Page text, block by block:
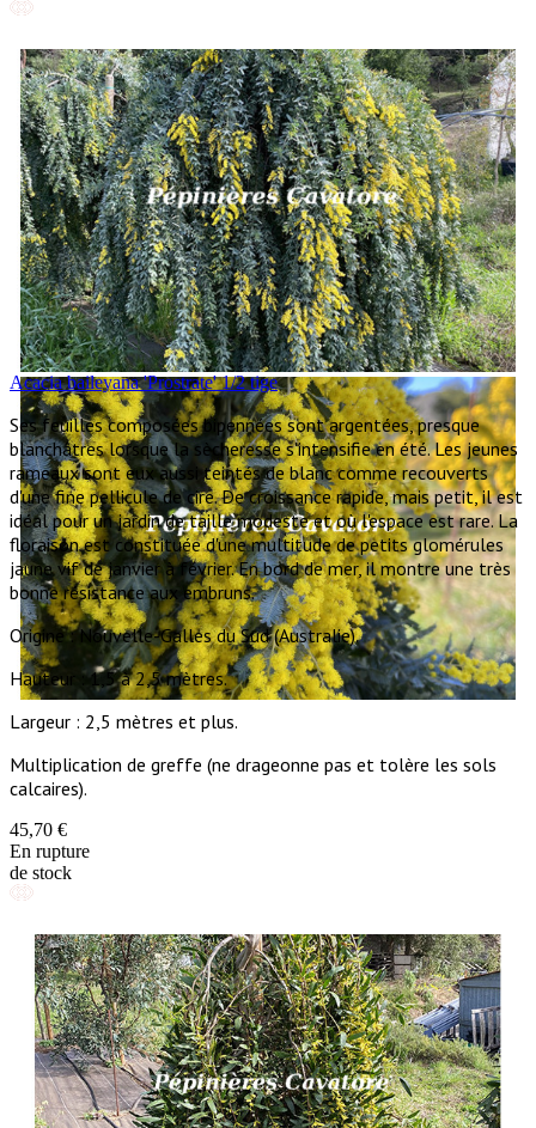
Acacia baileyana 'Prostrate' 1/2 tige
Ses feuilles composées bipennées sont argentées, presque
blanchâtres lorsque la sècheresse s'intensifie en été. Les jeunes
rameaux sont eux aussi teintés de blanc comme recouverts
d'une fine pellicule de cire. De croissance rapide, mais petit, il est
idéal pour un jardin de taille modeste et où l'espace est rare. La
floraison est constituée d'une multitude de petits glomérules
jaune vif de janvier à février. En bord de mer, il montre une très
bonne résistance aux embruns.
Origine : Nouvelle-Galles du Sud (Australie).
Hauteur : 1,5 à 2,5 mètres.
Largeur : 2,5 mètres et plus.
Multiplication de greffe (ne drageonne pas et tolère les sols
calcaires).
45,70 €
En rupture
de stock